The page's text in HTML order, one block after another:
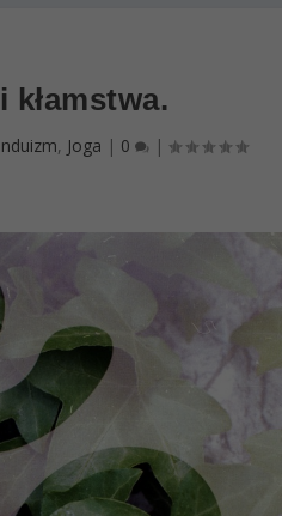
kłamstwa.
, Joga | 0 |